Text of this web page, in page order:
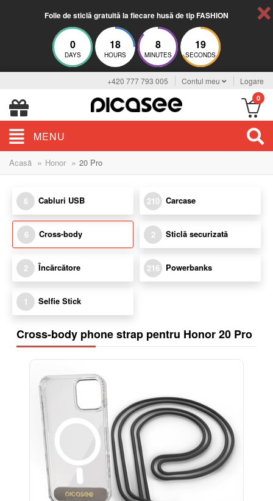
Folie de sticlă gratuită la fiecare husă de tip FASHION
0
DAYS
18
HOURS
8
MINUTES
18
SECONDS
+420 777 793 005 Contul meu Logare
0
MENU
Acasă » Honor » 20 Pro
6 Cabluri USB 210 Carcase
6 Cross-body 2 Sticlă securizată
2 Încărcătore 216 Powerbanks
1 Selfie Stick
Cross-body phone strap pentru Honor 20 Pro